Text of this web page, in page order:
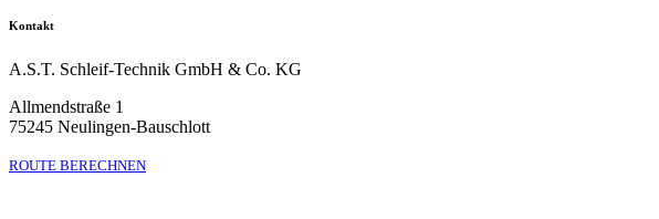
Kontakt
A.S.T. Schleif-Technik GmbH & Co. KG
Allmendstraße 1
75245 Neulingen-Bauschlott
ROUTE BERECHNEN